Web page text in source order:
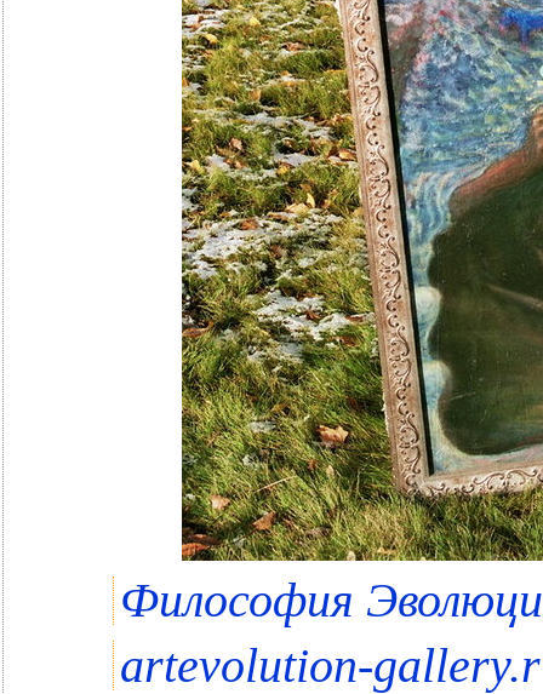
Философия
artevolution-